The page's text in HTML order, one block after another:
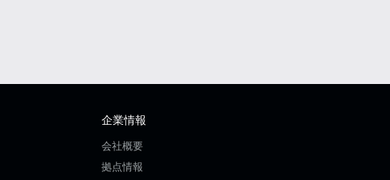
企業情報
会社概要
拠点情報